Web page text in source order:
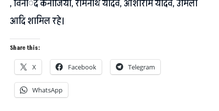
, विनांेद कनौजिया, रामनाथ यादव, आशाराम यादव, उर्मिला
आदि शामिल रहे।
Share this:
X Facebook Telegram
WhatsApp